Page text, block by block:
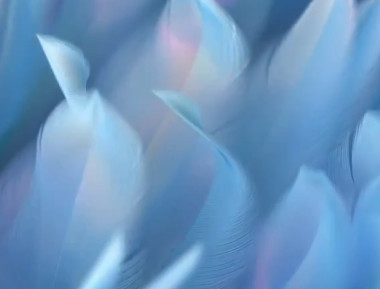
aparatów
najnowszych trendów
aparatów tylnych znany z modeli flagowych –